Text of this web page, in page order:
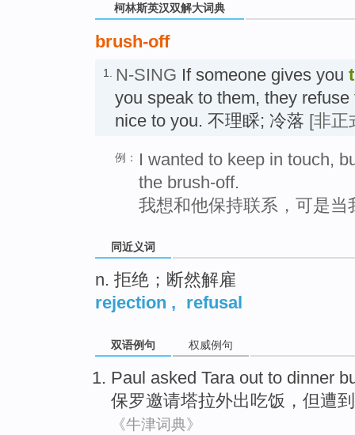
柯林斯英汉双解大词典
brush-off
1. N-SING If someone gives you
you speak to them, they
nice to you. 不理睬; 冷落 [非正
例：
I wanted to keep in touch,
the brush-off.
我想和他保持联系，可是
同近义词
n. 拒绝；断然解雇
rejection , refusal
双语例句 权威例句
Paul asked Tara out to dinner
保罗邀请塔拉外出吃饭 ， 但遭到
《牛津词典》